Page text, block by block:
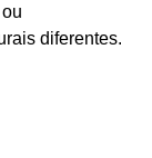
diferentes.